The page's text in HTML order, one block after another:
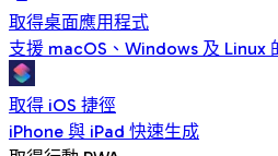
取得桌面應用程式
支援 macOS、Windows 及 Linux
取得 iOS 捷徑
iPhone 與 iPad 快速生成